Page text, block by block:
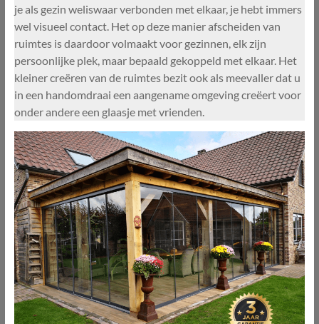
je als gezin weliswaar verbonden met elkaar, je hebt immers
wel visueel contact. Het op deze manier afscheiden van
ruimtes is daardoor volmaakt voor gezinnen, elk zijn
persoonlijke plek, maar bepaald gekoppeld met elkaar. Het
kleiner creëren van de ruimtes bezit ook als meevaller dat u
in een handomdraai een aangename omgeving creëert voor
onder andere een glaasje met vrienden.